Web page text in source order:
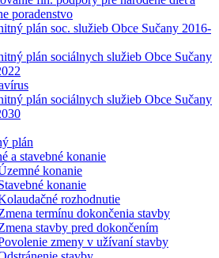
poradenstvo
plán soc. služieb Obce Sučany 2016-
plán sociálnych služieb Obce Sučany
plán sociálnych služieb Obce Sučany
plán
a stavebné konanie
konanie
konanie
rozhodnutie
termínu dokončenia stavby
stavby pred dokončením
zmeny v užívaní stavby